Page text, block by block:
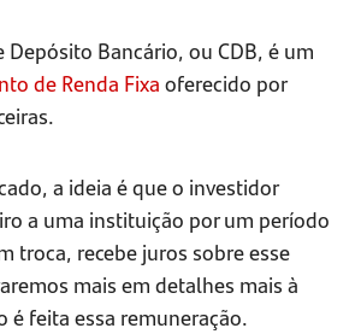
Depósito Bancário, ou CDB, é um
de Renda Fixa oferecido por
a ideia é que o investidor
a uma instituição por um período
troca, recebe juros sobre esse
mais em detalhes mais à
é feita essa remuneração.